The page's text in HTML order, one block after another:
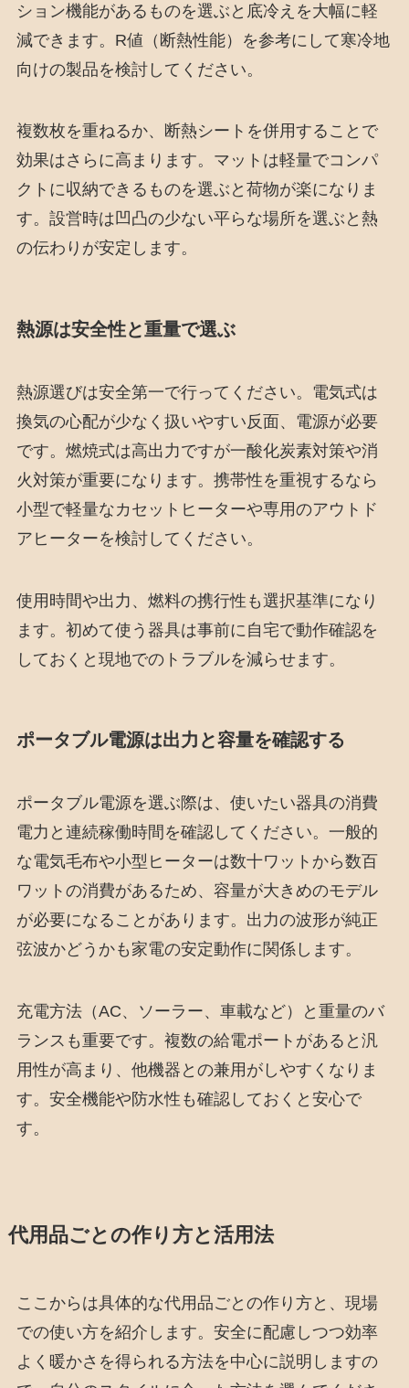
ション機能があるものを選ぶと底冷えを大幅に軽
減できます。R値（断熱性能）を参考にして寒冷地
向けの製品を検討してください。
複数枚を重ねるか、断熱シートを併用することで
効果はさらに高まります。マットは軽量でコンパ
クトに収納できるものを選ぶと荷物が楽になりま
す。設営時は凹凸の少ない平らな場所を選ぶと熱
の伝わりが安定します。
熱源は安全性と重量で選ぶ
熱源選びは安全第一で行ってください。電気式は
換気の心配が少なく扱いやすい反面、電源が必要
です。燃焼式は高出力ですが一酸化炭素対策や消
火対策が重要になります。携帯性を重視するなら
小型で軽量なカセットヒーターや専用のアウトド
アヒーターを検討してください。
使用時間や出力、燃料の携行性も選択基準になり
ます。初めて使う器具は事前に自宅で動作確認を
しておくと現地でのトラブルを減らせます。
ポータブル電源は出力と容量を確認する
ポータブル電源を選ぶ際は、使いたい器具の消費
電力と連続稼働時間を確認してください。一般的
な電気毛布や小型ヒーターは数十ワットから数百
ワットの消費があるため、容量が大きめのモデル
が必要になることがあります。出力の波形が純正
弦波かどうかも家電の安定動作に関係します。
充電方法（AC、ソーラー、車載など）と重量のバ
ランスも重要です。複数の給電ポートがあると汎
用性が高まり、他機器との兼用がしやすくなりま
す。安全機能や防水性も確認しておくと安心で
す。
代用品ごとの作り方と活用法
ここからは具体的な代用品ごとの作り方と、現場
での使い方を紹介します。安全に配慮しつつ効率
よく暖かさを得られる方法を中心に説明しますの